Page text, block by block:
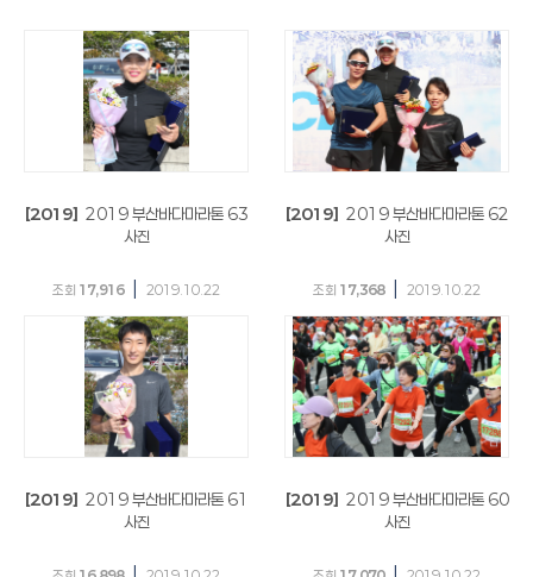
[2019] 2019 부산바다마라톤 63
사진
조회 17,916 2019.10.22
[2019] 2019 부산바다마라톤 62
사진
조회 17,368 2019.10.22
[2019] 2019 부산바다마라톤 61
사진
[2019] 2019 부산바다마라톤 60
사진